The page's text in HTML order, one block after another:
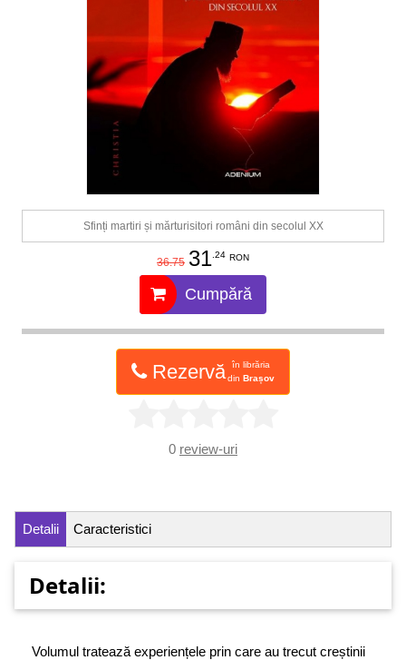
Sfinți martiri și mărturisitori români din secolul XX
36.75 31.24 RON
Cumpără
Rezervă
în librăria
din Brașov
0 review-uri
Detalii Caracteristici
Detalii:
Volumul tratează experiențele prin care au trecut creștinii